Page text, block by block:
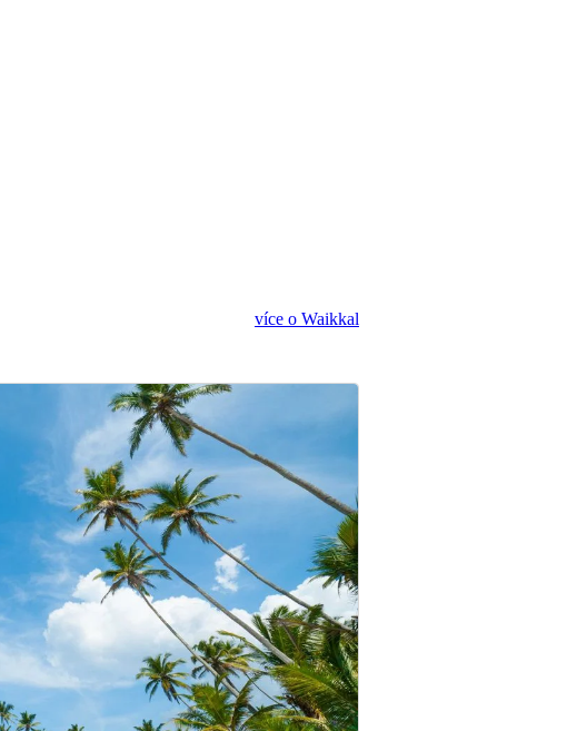
více o Waikkal